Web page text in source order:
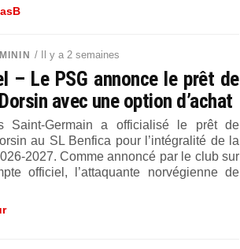
/ Il y a 2 semaines
– Le PSG annonce le prêt de
avec une option d’achat
Saint-Germain a officialisé le prêt de
au SL Benfica pour l’intégralité de la
2027. Comme annoncé par le club sur
officiel, l’attaquante norvégienne de